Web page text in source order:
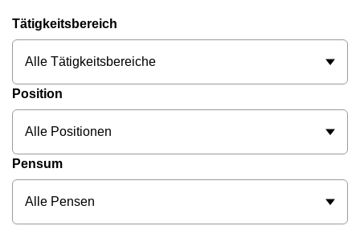
Tätigkeitsbereich
Alle Tätigkeitsbereiche
Position
Alle Positionen
Pensum
Alle Pensen